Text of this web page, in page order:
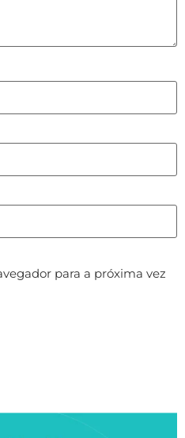
para a próxima vez